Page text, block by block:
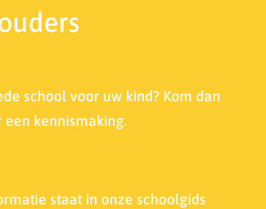
school voor uw kind? Kom dan
een kennismaking.
staat in onze schoolgids